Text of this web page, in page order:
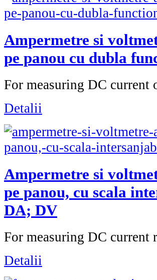
Ampermetre si
pe panou cu dubla
For measuring DC current
Detalii
Ampermetre si
pe panou, cu scala
DA; DV
For measuring DC current
Detalii